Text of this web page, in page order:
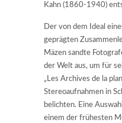
Kahn (1860-1940)
Der von dem Ideal
geprägten
Mäzen sandte
der Welt aus, um für
„Les Archives de la
Stereoaufnahmen in
belichten. Eine
einem der frühesten